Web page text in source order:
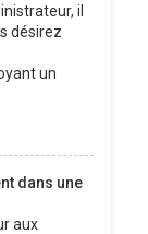
il
désirez
un
dans une
aux